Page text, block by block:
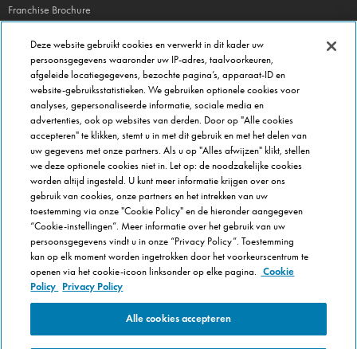
Franchise Brochure
OVER DOMINOS
Newsroom
Werken bij Domino's
Care Team (voor medewerkers)
Scam waarschuwing
Privacybeleid
Voorwaarden & Condities
Cookie Policy
Cookie-instellingen
Deze website gebruikt cookies en verwerkt in dit kader uw
persoonsgegevens waaronder uw IP-adres, taalvoorkeuren,
afgeleide locatiegegevens, bezochte pagina’s, apparaat-ID en
website-gebruiksstatistieken. We gebruiken optionele cookies voor
analyses, gepersonaliseerde informatie, sociale media en
advertenties, ook op websites van derden. Door op "Alle cookies
accepteren" te klikken, stemt u in met dit gebruik en met het delen van
uw gegevens met onze partners. Als u op "Alles afwijzen" klikt, stellen
we deze optionele cookies niet in. Let op: de noodzakelijke cookies
worden altijd ingesteld. U kunt meer informatie krijgen over ons
gebruik van cookies, onze partners en het intrekken van uw
toestemming via onze "Cookie Policy" en de hieronder aangegeven
“Cookie-instellingen”. Meer informatie over het gebruik van uw
persoonsgegevens vindt u in onze “Privacy Policy”. Toestemming
kan op elk moment worden ingetrokken door het voorkeurscentrum te
openen via het cookie-icoon linksonder op elke pagina. Cookie
Policy Privacy Policy
Alle cookies accepteren